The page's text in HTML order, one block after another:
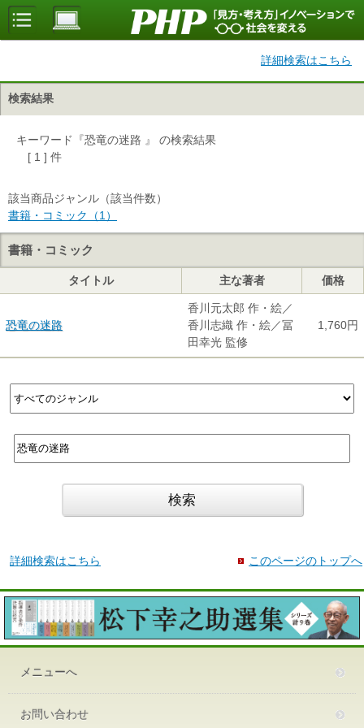
詳細検索はこちら
検索結果
キーワード『恐竜の迷路 』 の検索結果
[ 1 ] 件
該当商品ジャンル（該当件数）
書籍・コミック（1）
書籍・コミック
タイトル 主な著者 価格
恐竜の迷路
香川元太郎 作・絵／
香川志織 作・絵／冨
田幸光 監修
1,760円
詳細検索はこちら このページのトップへ
メニューへ
お問い合わせ